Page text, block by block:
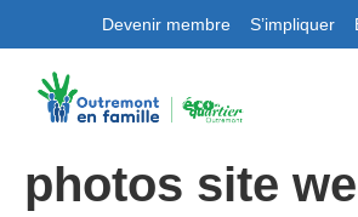
Devenir membre S’impliquer
photos site